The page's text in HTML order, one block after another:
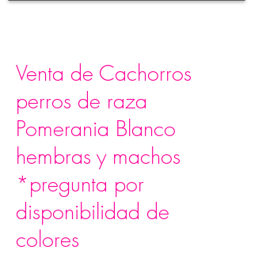
Venta de Cachorros
perros de raza
Pomerania Blanco
hembras y machos
*pregunta por
disponibilidad de
colores